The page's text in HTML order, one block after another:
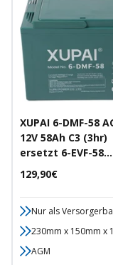
XUPAI 6-DMF-58
12V 58Ah C3 (3hr)
ersetzt 6-EVF-58
Angebotspreis
129,90€
Nur als
230mm x 150mm x
AGM